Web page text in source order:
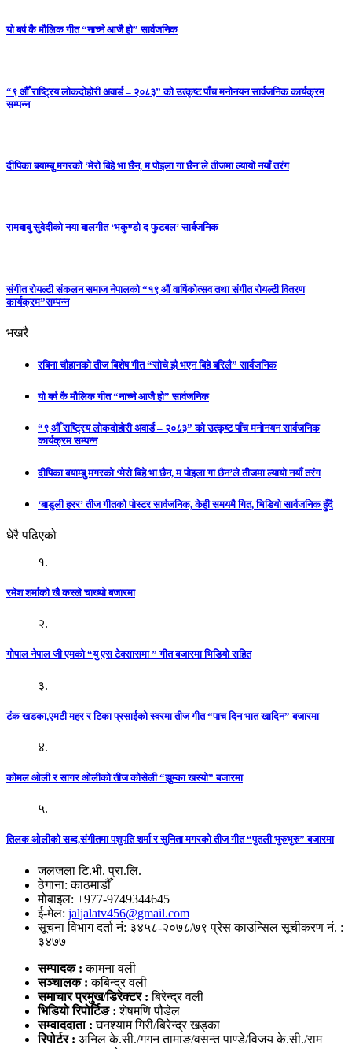
यो बर्ष कै मौलिक गीत “नाच्ने आजै हो” सार्वजनिक
“९ औँ राष्ट्रिय लोकदोहोरी अवार्ड – २०८३” को उत्कृष्ट पाँच मनोनयन सार्वजनिक कार्यक्रम
सम्पन्न
दीपिका बयाम्बु मगरको ‘मेरो बिहे भा छैन, म पोइला गा छैन’ले तीजमा ल्यायो नयाँ तरंग
रामबाबु सुवेदीको नया बालगीत ‘भकुण्डो द फुटबल’ सार्बजनिक
संगीत रोयल्टी संकलन समाज नेपालको “१९ औं वार्षिकोत्सव तथा संगीत रोयल्टी वितरण
कार्यक्रम”सम्पन्न
भखरै
रबिना चौहानको तीज बिशेष गीत “सोचे झै भएन बिहे बरिलै” सार्वजनिक
यो बर्ष कै मौलिक गीत “नाच्ने आजै हो” सार्वजनिक
“९ औँ राष्ट्रिय लोकदोहोरी अवार्ड – २०८३” को उत्कृष्ट पाँच मनोनयन सार्वजनिक
कार्यक्रम सम्पन्न
दीपिका बयाम्बु मगरको ‘मेरो बिहे भा छैन, म पोइला गा छैन’ले तीजमा ल्यायो नयाँ तरंग
‘बाडुली हरर’ तीज गीतको पोस्टर सार्वजनिक, केही समयमै गित, भिडियो सार्वजनिक हुँदै
धेरै पढिएको
१.
रमेश शर्माको खै कस्ले चाख्यो बजारमा
२.
गोपाल नेपाल जी एमको “यु एस टेक्सासमा ” गीत बजारमा भिडियो सहित
३.
टंक खडका,एमटी महर र टिका प्रसाईको स्वरमा तीज गीत “पाच दिन भात खादिन” बजारमा
४.
कोमल ओली र सागर ओलीको तीज कोसेली “झुम्का खस्यो” बजारमा
५.
तिलक ओलीको सब्द,संगीतमा पशुपति शर्मा र सुनिता मगरको तीज गीत “पुतली भुरुभुरु” बजारमा
जलजला टि.भी. प्रा.लि.
ठेगाना: काठमाडौँ
मोबाइल: +977-9749344645
ई-मेल: jaljalatv456@gmail.com
सूचना विभाग दर्ता नं: ३४५८-२०७८/७९ प्रेस काउन्सिल सूचीकरण नं. :
३४७७
सम्पादक :कामना वली
सञ्‍चालक : कबिन्द्र वली
समाचार प्रमुख/डिरेक्टर :बिरेन्द्र वली
भिडियो रिपोर्टिङ : शेषमणि पौडेल
सम्वाददाता :घनश्याम गिरी/बिरेन्द्र खड्का
रिपोर्टर : अनिल के.सी./गगन तामाङ/वसन्त पाण्डे/विजय के.सी./राम